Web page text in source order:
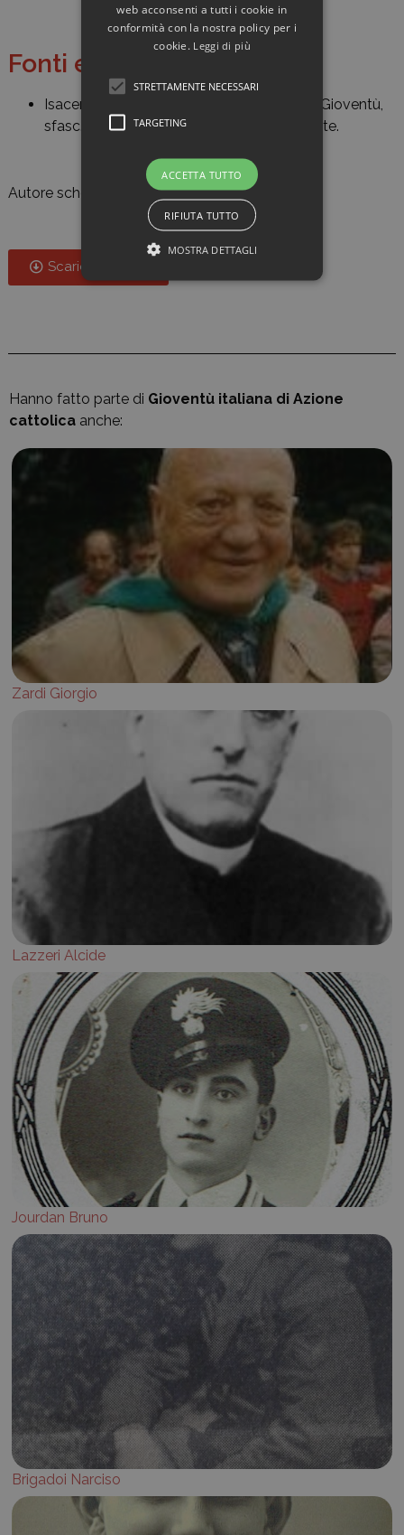
Fonti e bibliografia
Isacem,
, b. 793, fasc. Soccorso della Gioventù,
sfasc. Marche; b. 773, fasc. Ciabatti-Conotte.
Autore scheda: Andrea Pepe
Scarica scheda
Hanno fatto parte di Gioventù italiana di Azione
cattolica anche:
Zardi Giorgio
Lazzeri Alcide
Jourdan Bruno
Brigadoi Narciso
web acconsenti a tutti i cookie in
conformità con la nostra policy per i
cookie. Leggi di più
STRETTAMENTE NECESSARI
TARGETING
ACCETTA TUTTO
RIFIUTA TUTTO
MOSTRA DETTAGLI